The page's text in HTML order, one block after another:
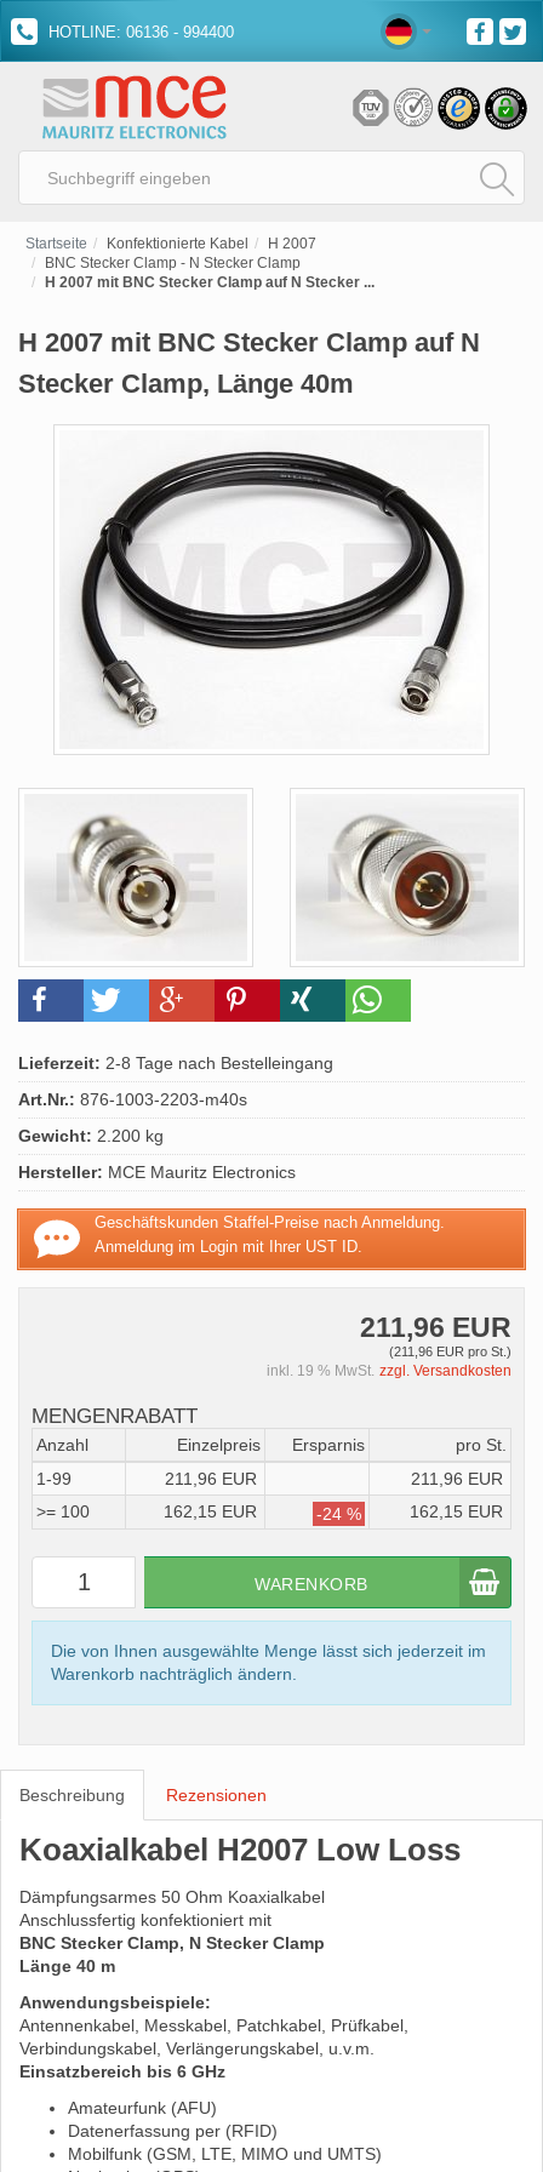
HOTLINE: 06136 - 994400
Startseite Konfektionierte Kabel
H 2007
BNC Stecker Clamp - N Stecker Clamp
H 2007 mit BNC Stecker Clamp auf N Stecker ...
H 2007 mit BNC Stecker Clamp auf N
Stecker Clamp, Länge 40m
Lieferzeit: 2-8 Tage nach Bestelleingang
Art.Nr.: 876-1003-2203-m40s
Gewicht: 2.200 kg
Hersteller: MCE Mauritz Electronics
Geschäftskunden Staffel-Preise nach Anmeldung.
Anmeldung im Login mit Ihrer UST ID.
211,96 EUR
(211,96 EUR pro St.)
inkl. 19 % MwSt. zzgl. Versandkosten
MENGENRABATT
Anzahl Einzelpreis Ersparnis
pro St.
1-99
211,96 EUR
211,96 EUR
>= 100
162,15 EUR -24 % 162,15 EUR
WARENKORB
Die von Ihnen ausgewählte Menge lässt sich jederzeit im
Warenkorb nachträglich ändern.
Beschreibung Rezensionen
Koaxialkabel H2007 Low Loss
Dämpfungsarmes 50 Ohm Koaxialkabel
Anschlussfertig konfektioniert mit
BNC Stecker Clamp, N Stecker Clamp
Länge 40 m
Anwendungsbeispiele:
Antennenkabel, Messkabel, Patchkabel, Prüfkabel,
Verbindungskabel, Verlängerungskabel, u.v.m.
Einsatzbereich bis 6 GHz
Amateurfunk (AFU)
Datenerfassung per (RFID)
Mobilfunk (GSM, LTE, MIMO und UMTS)